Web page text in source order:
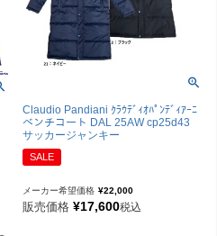
Claudio Pandiani ｸﾗｳﾃﾞｨｵﾊﾟﾝﾃﾞｨｱｰﾆ
ベンチコート DAL 25AW cp25d43
サッカージャンキー
SALE
メーカー希望価格 ¥22,000
販売価格 ¥17,600税込